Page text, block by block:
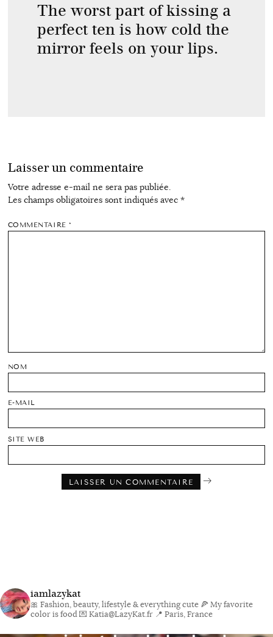
The worst part of kissing a
perfect ten is how cold the
mirror feels on your lips.
Laisser un commentaire
Votre adresse e-mail ne sera pas publiée.
Les champs obligatoires sont indiqués avec *
COMMENTAIRE*
NOM
E-MAIL
SITE WEB
iamlazykat
🎀 Fashion, beauty, lifestyle & everything cute 🍕 My favorite
color is food💌 Katia@LazyKat.fr 📍 Paris, France